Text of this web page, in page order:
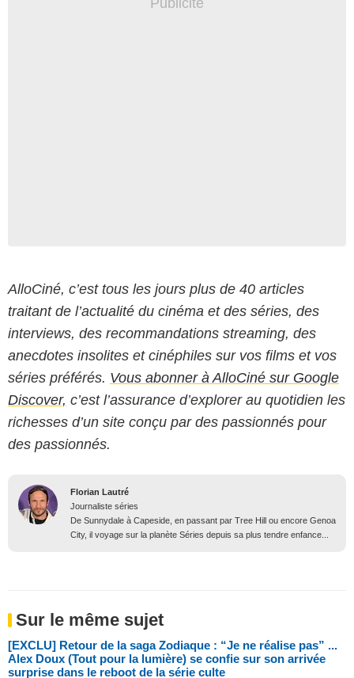
AlloCiné, c’est tous les jours plus de 40 articles
traitant de l’actualité du cinéma et des séries, des
interviews, des recommandations streaming, des
anecdotes insolites et cinéphiles sur vos films et vos
séries préférés. Vous abonner à AlloCiné sur Google
Discover, c’est l’assurance d’explorer au quotidien les
richesses d’un site conçu par des passionnés pour
des passionnés.
Florian Lautré
Journaliste séries
De Sunnydale à Capeside, en passant par Tree Hill ou encore Genoa
City, il voyage sur la planète Séries depuis sa plus tendre enfance...
Sur le même sujet
[EXCLU] Retour de la saga Zodiaque : “Je ne réalise pas” ...
Alex Doux (Tout pour la lumière) se confie sur son arrivée
surprise dans le reboot de la série culte